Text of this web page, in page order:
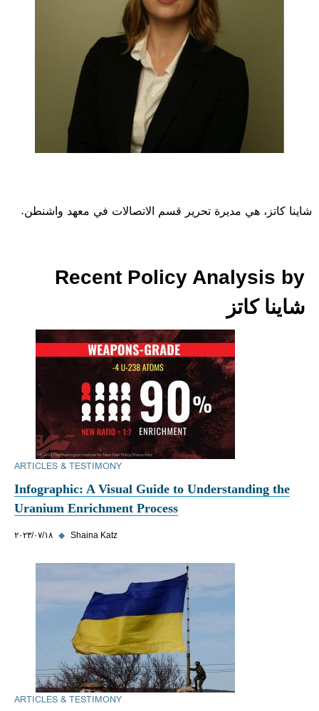
شاينا كاتز، هي مديرة تحرير قسم الاتصالات في معهد واشنطن.
Recent Policy Analysis by
شاينا كاتز
ARTICLES & TESTIMONY
Infographic: A Visual Guide to Understanding the
Uranium Enrichment Process
١٨‏/٠٧‏/٢٠٢٣ ◆ Shaina Katz
ARTICLES & TESTIMONY